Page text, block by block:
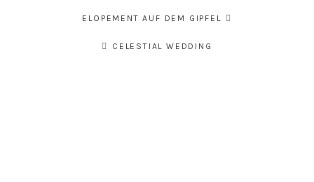
BeitragsnavigationELOPEMENT AUF DEM GIPFEL
CELESTIAL WEDDING